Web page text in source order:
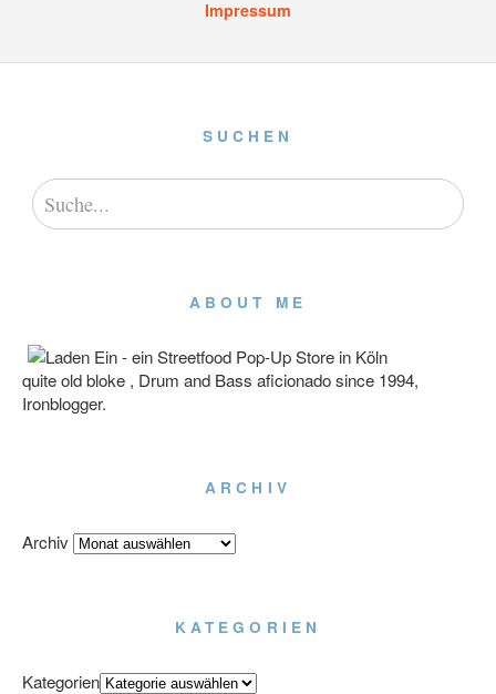
Impressum
SUCHEN
ABOUT ME
quite old bloke , Drum and Bass aficionado since 1994,
Ironblogger.
ARCHIV
Archiv
KATEGORIEN
Kategorien